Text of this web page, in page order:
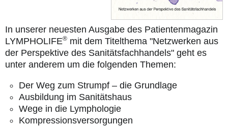
In unserer neuesten Ausgabe des Patientenmagazin
LYMPHOLIFE® mit dem Titelthema "Netzwerken aus
der Perspektive des Sanitätsfachhandels" geht es
unter anderem um die folgenden Themen:
Der Weg zum Strumpf – die Grundlage
Ausbildung im Sanitätshaus
Wege in die Lymphologie
Kompressionsversorgungen